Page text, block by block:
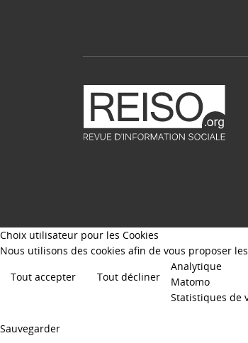
Choix utilisateur pour les Cookies
Nous utilisons des cookies afin de vous proposer
Tout accepter
Tout décliner
Analytique
Matomo
Statistiques de
Sauvegarder